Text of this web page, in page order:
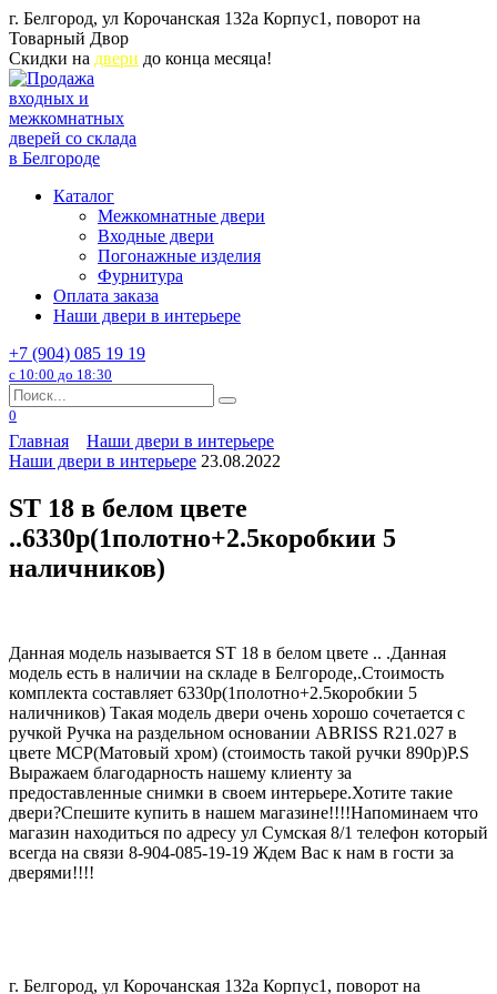
Перейти
к
содержанию
г. Белгород, ул Корочанская 132а Корпус1, поворот на
Товарный Двор
Скидки на двери до конца месяца!
Каталог
Межкомнатные двери
Входные двери
Погонажные изделия
Фурнитура
Оплата заказа
Наши двери в интерьере
+7 (904) 085 19 19
с 10:00 до 18:30
Search
for:
0
Главная
Наши двери в интерьере
Наши двери в интерьере 23.08.2022
ST 18 в белом цвете
..6330р(1полотно+2.5коробкии 5
наличников)
Данная модель называется ST 18 в белом цвете .. .Данная
модель есть в наличии на складе в Белгороде,.Стоимость
комплекта составляет 6330р(1полотно+2.5коробкии 5
наличников) Такая модель двери очень хорошо сочетается с
ручкой Ручка на раздельном основании ABRISS R21.027 в
цвете MCP(Матовый хром) (стоимость такой ручки 890р)P.S
Выражаем благодарность нашему клиенту за
предоставленные снимки в своем интерьере.Хотите такие
двери?Спешите купить в нашем магазине!!!!Напоминаем что
магазин находиться по адресу ул Сумская 8/1 телефон который
всегда на связи 8-904-085-19-19 Ждем Вас к нам в гости за
дверями!!!!
г. Белгород, ул Корочанская 132а Корпус1, поворот на